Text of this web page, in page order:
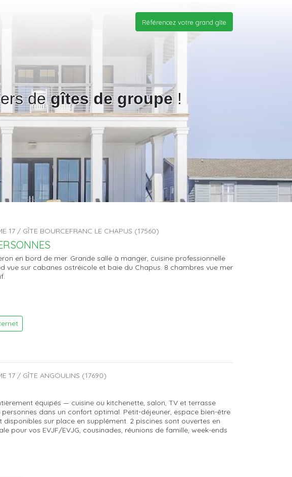
Référencez votre grand gîte
degîtes de groupe!
17 / GÎTE BOURCEFRANC LE CHAPUS (17560)
en bord de mer. Grande salle à manger, cuisine professionnelle
vue sur cabanes ostréicole et baie du Chapus. 8 chambres vue mer
17 / GÎTE ANGOULINS (17690)
équipés — cuisine ou kitchenette, salon, TV et terrasse
dans un confort optimal. Petit-déjeuner, espace bien-être
sur place en supplément. 2 piscines sont ouvertes en
pour vos EVJF/EVJG, cousinades, réunions de famille, week-ends